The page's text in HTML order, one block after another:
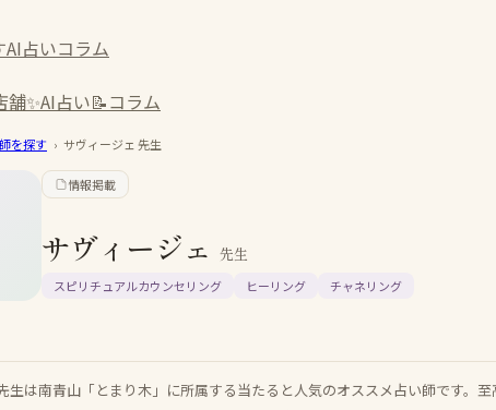
AI占いコラム
舗✨AI占い📝コラム
を探す › サヴィージェ 先生
情報掲載
サヴィージェ 先生
スピリチュアルカウンセリング ヒーリング チャネリング
生は南青山「とまり木」に所属する当たると人気のオススメ占い師です。